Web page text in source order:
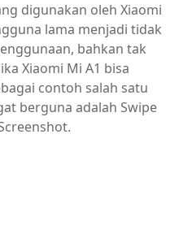
digunakan oleh Xiaomi
lama menjadi tidak
bahkan tak
Xiaomi Mi A1 bisa
contoh salah satu
berguna adalah Swipe